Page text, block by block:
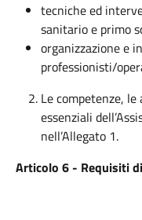
tecniche ed
sanitario e primo
organizzazione e
professionisti/
Le competenze,
essenziali
nell’Allegato 1.
Articolo 6 - Requisiti